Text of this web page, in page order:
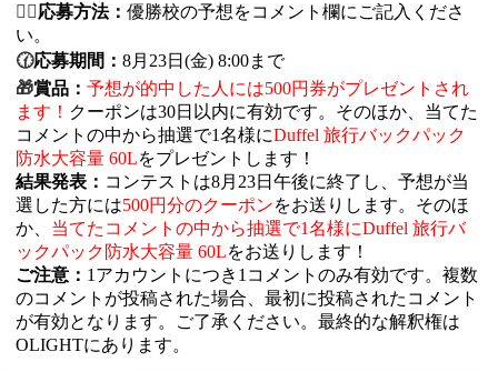
✍🏻応募方法：優勝校の予想をコメント欄にご記入くださ
い。
🕜応募期間：8月23日(金) 8:00まで
🎁賞品：予想が的中した人には500円券がプレゼントされ
ます！ クーポンは30日以内に有効です。 そのほか、当てた
コメントの中から抽選で1名様にDuffel 旅行バックパック
防水大容量 60Lをプレゼントします！
結果発表： コンテストは8月23日午後に終了し、予想が当
選した方には500円分のクーポンをお送りします。 そのほ
か、 当てたコメントの中から抽選で1名様にDuffel 旅行バ
ックパック防水大容量 60Lをお送りします！
ご注意： 1アカウントにつき1コメントのみ有効です。複数
のコメントが投稿された場合、最初に投稿されたコメント
が有効となります。ご了承ください。最終的な解釈権は
OLIGHTにあります。